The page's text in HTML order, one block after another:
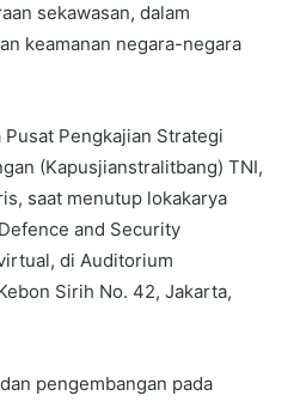
sekawasan, dalam
keamanan negara-negara
Pengkajian Strategi
(Kapusjianstralitbang) TNI,
saat menutup lokakarya
and Security
di Auditorium
Sirih No. 42, Jakarta,
pengembangan pada